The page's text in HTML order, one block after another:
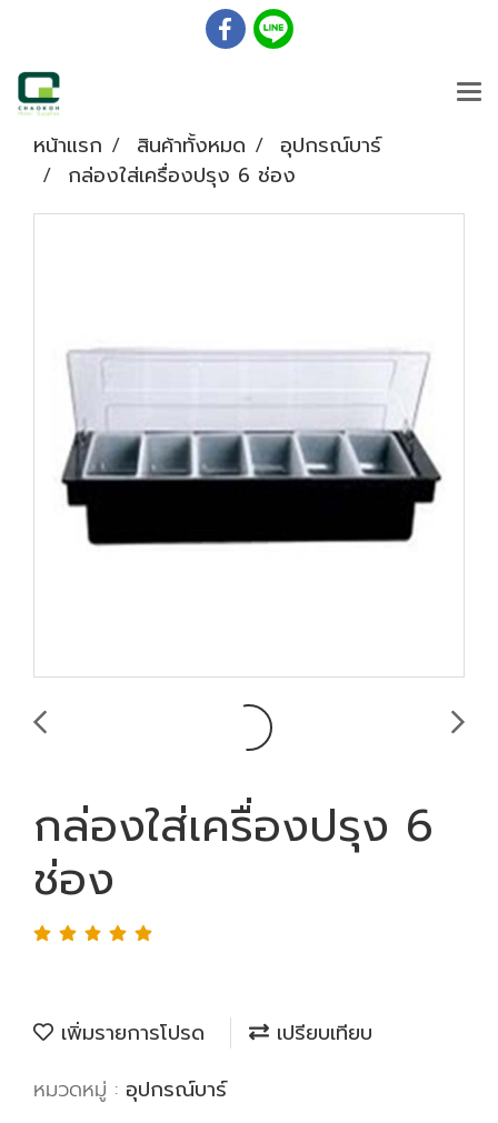
หน้าแรก สินค้าทั้งหมด
อุปกรณ์บาร์
กล่องใส่เครื่องปรุง 6 ช่อง
กล่องใส่เครื่องปรุง 6
ช่อง
เพิ่มรายการโปรด
เปรียบเทียบ
หมวดหมู่ : อุปกรณ์บาร์